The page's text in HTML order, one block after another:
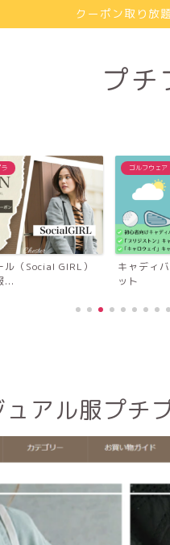
クーポン取り放
プ
（Social GIRL）
...
ゴルフウェア
キャディ
ット
アル服プチ